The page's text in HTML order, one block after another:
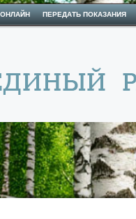
ПЕРЕДАТЬ ПОКАЗАНИЯ